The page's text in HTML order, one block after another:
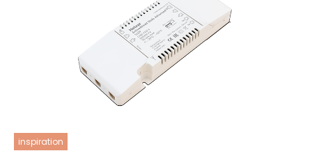
inspiration